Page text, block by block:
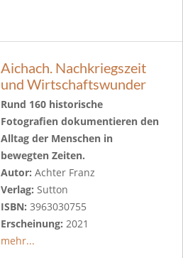
Aichach. Nachkriegszeit
und Wirtschaftswunder
Rund 160 historische
Fotografien dokumentieren den
Alltag der Menschen in
bewegten Zeiten.
Autor: Achter Franz
Verlag: Sutton
ISBN: 3963030755
Erscheinung: 2021
mehr...